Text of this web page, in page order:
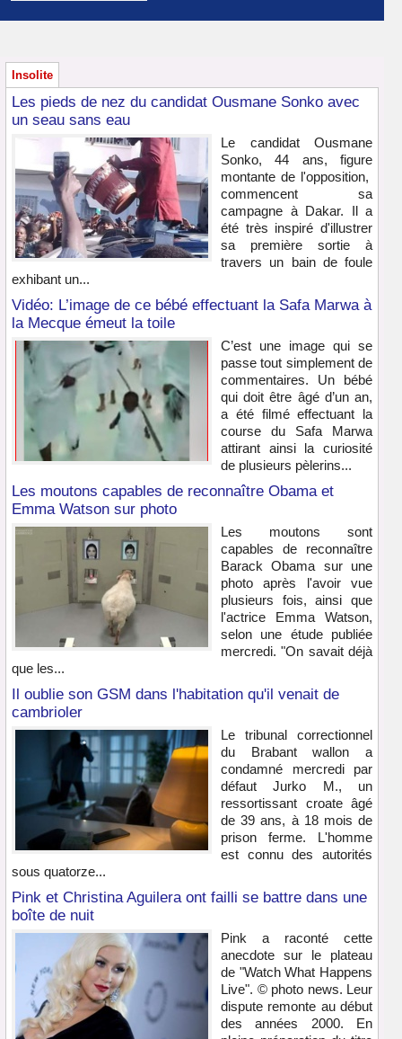
Insolite
Les pieds de nez du candidat Ousmane Sonko avec
un seau sans eau
Le candidat Ousmane
Sonko, 44 ans, figure
montante de l'opposition,
commencent sa
campagne à Dakar. Il a
été très inspiré d'illustrer
sa première sortie à
travers un bain de foule
exhibant un...
Vidéo: L’image de ce bébé effectuant la Safa Marwa à
la Mecque émeut la toile
C’est une image qui se
passe tout simplement de
commentaires. Un bébé
qui doit être âgé d’un an,
a été filmé effectuant la
course du Safa Marwa
attirant ainsi la curiosité
de plusieurs pèlerins...
Les moutons capables de reconnaître Obama et
Emma Watson sur photo
Les moutons sont
capables de reconnaître
Barack Obama sur une
photo après l'avoir vue
plusieurs fois, ainsi que
l'actrice Emma Watson,
selon une étude publiée
mercredi. "On savait déjà
que les...
Il oublie son GSM dans l'habitation qu'il venait de
cambrioler
Le tribunal correctionnel
du Brabant wallon a
condamné mercredi par
défaut Jurko M., un
ressortissant croate âgé
de 39 ans, à 18 mois de
prison ferme. L'homme
est connu des autorités
sous quatorze...
Pink et Christina Aguilera ont failli se battre dans une
boîte de nuit
Pink a raconté cette
anecdote sur le plateau
de "Watch What Happens
Live". © photo news. Leur
dispute remonte au début
des années 2000. En